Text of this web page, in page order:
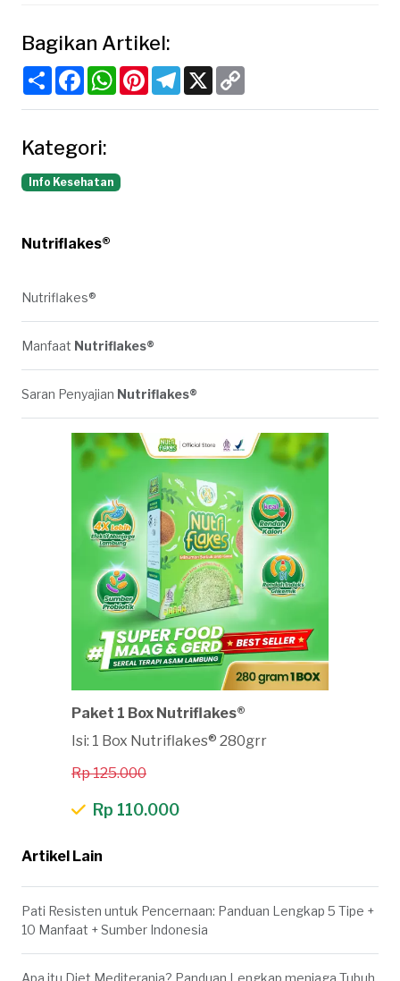
Bagikan Artikel:
ShareFacebookWhatsApp
PinterestTelegram
X
Kategori:
Info Kesehatan
Nutriflakes®
Nutriflakes®
Manfaat Nutriflakes®
Saran Penyajian Nutriflakes®
Paket 1 Box Nutriflakes®
Isi: 1 Box Nutriflakes® 280grr
Rp 125.000
Rp 110.000
Artikel Lain
Pati Resisten untuk Pencernaan: Panduan Lengkap 5 Tipe +
10 Manfaat + Sumber Indonesia
Apa itu Diet Mediterania? Panduan Lengkap menjaga Tubuh